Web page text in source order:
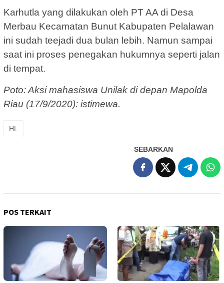
Karhutla yang dilakukan oleh PT AA di Desa
Merbau Kecamatan Bunut Kabupaten Pelalawan
ini sudah teejadi dua bulan lebih. Namun sampai
saat ini proses penegakan hukumnya seperti jalan
di tempat.
Poto: Aksi mahasiswa Unilak di depan Mapolda
Riau (17/9/2020): istimewa.
HL
SEBARKAN
POS TERKAIT